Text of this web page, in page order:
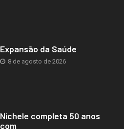
Expansão da Saúde
8 de agosto de 2026
Nichele completa 50 anos
com